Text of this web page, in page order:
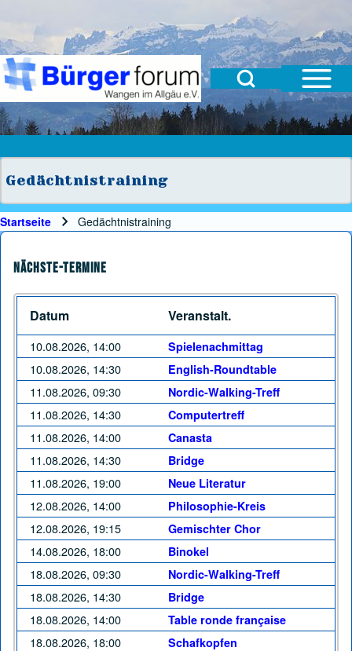
Suche Schließen
Suchformular
Suche
Open Sidebar
Open Search Block
Gedächtnistraining
Pfadnavigation
Startseite Gedächtnistraining
Nächste-Termine
Datum Veranstalt.
10.08.2026, 14:00 Spielenachmittag
10.08.2026, 14:30 English-Roundtable
11.08.2026, 09:30 Nordic-Walking-Treff
11.08.2026, 14:30 Computertreff
11.08.2026, 14:00 Canasta
11.08.2026, 14:30 Bridge
11.08.2026, 19:00 Neue Literatur
12.08.2026, 14:00 Philosophie-Kreis
12.08.2026, 19:15 Gemischter Chor
14.08.2026, 18:00 Binokel
18.08.2026, 09:30 Nordic-Walking-Treff
18.08.2026, 14:30 Bridge
18.08.2026, 14:00 Table ronde française
18.08.2026, 18:00 Schafkopfen